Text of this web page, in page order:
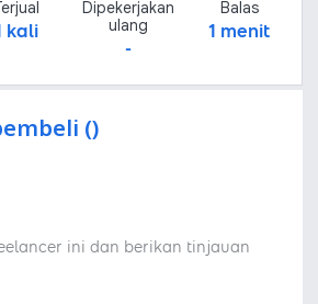
kali
Dipekerjakan
ulang
-
Balas
1 menit
()
ini dan berikan tinjauan